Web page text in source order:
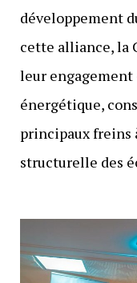
développement
cette alliance, la
leur
énergétique,
principaux freins
structurelle des